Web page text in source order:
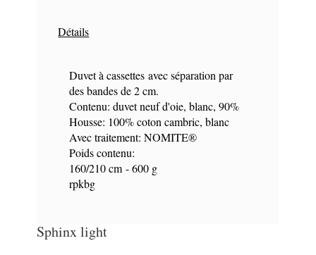
Détails
Duvet à cassettes avec séparation par
des bandes de 2 cm.
Contenu: duvet neuf d'oie, blanc, 90%
Housse: 100% coton cambric, blanc
Avec traitement: NOMITE®
Poids contenu:
160/210 cm - 600 g
rpkbg
Sphinx light